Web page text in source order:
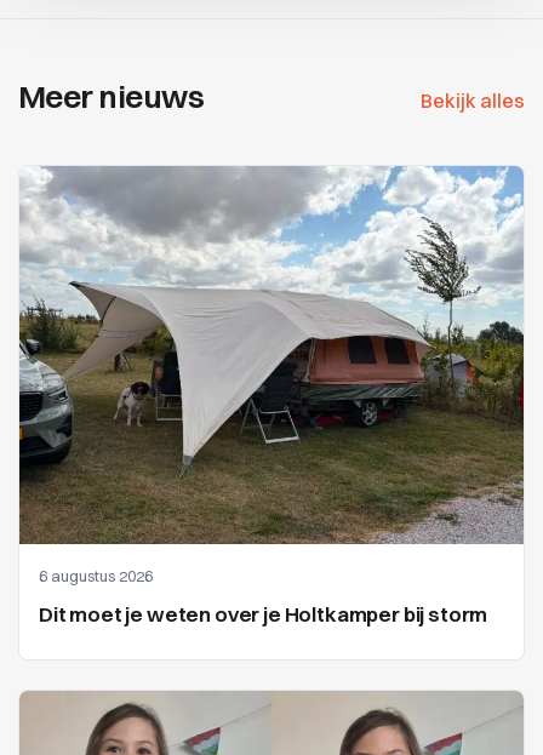
Meer nieuws Bekijk alles
6 augustus 2026
Dit moet je weten over je Holtkamper bij storm